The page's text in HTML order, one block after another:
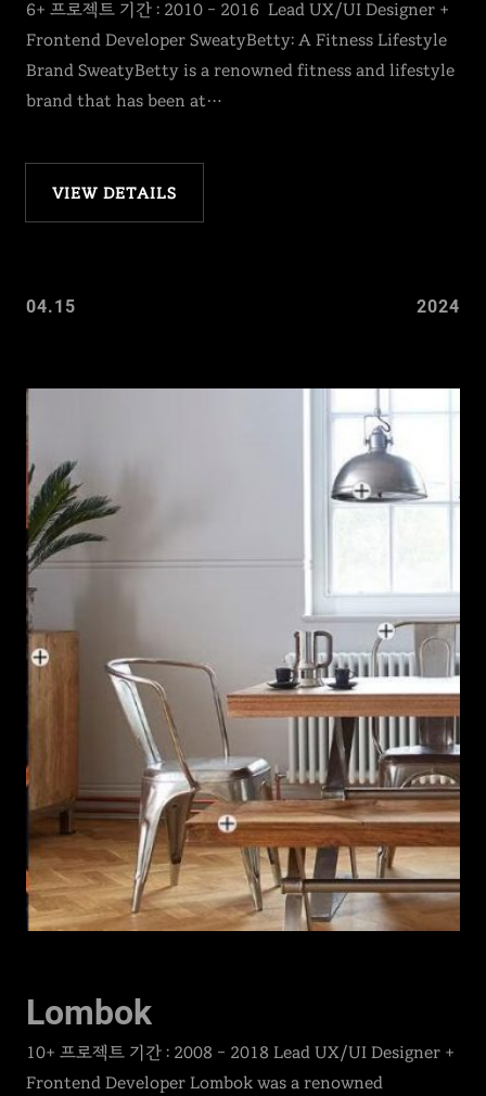
6+ 프로젝트 기간 : 2010 – 2016 Lead UX/UI Designer +
Frontend Developer SweatyBetty: A Fitness Lifestyle
Brand SweatyBetty is a renowned fitness and lifestyle
brand that has been at…
VIEW DETAILS
04.15 2024
Lombok
10+ 프로젝트 기간 : 2008 – 2018 Lead UX/UI Designer +
Frontend Developer Lombok was a renowned